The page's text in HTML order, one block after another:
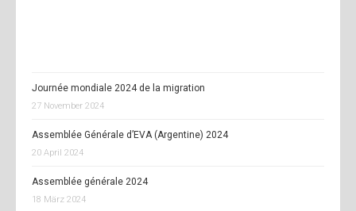
Journée mondiale 2024 de la migration
27 November 2024
Assemblée Générale d’EVA (Argentine) 2024
20 April 2024
Assemblée générale 2024
18 März 2024